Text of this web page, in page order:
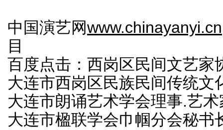
中国演艺网www.chinayanyi.cn
目
百度点击：西岗区民间文艺家
大连市西岗区民族民间传统文
大连市朗诵艺术学会理事.艺
大连市楹联学会巾帼分会秘书